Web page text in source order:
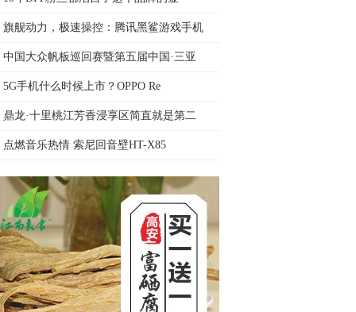
旗舰动力，极速操控：腾讯黑鲨游戏手机
中国大众帆板巡回赛暨第五届中国·三亚
5G手机什么时候上市？OPPO Re
鼎龙·十里桃江芳香浸享区简直就是第二
点燃音乐热情 索尼回音壁HT-X85